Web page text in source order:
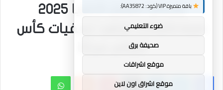
إنجلترا مقابل لاتفيا 2025
Livestream: شاهد تصفيات كأس
العالم مجانًا
بينتيريست واتساب
باقة متميزة VIP (كود: AA35872):
ضوء التعليمي
صحيفة برق
موقع اشراقات
موقع اشراق اون لاين